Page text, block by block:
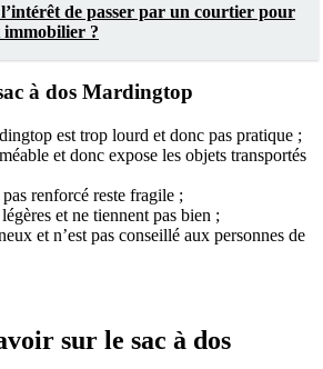
de passer par un courtier pour
?
à dos Mardingtop
est trop lourd et donc pas pratique ;
et donc expose les objets transportés
renforcé reste fragile ;
et ne tiennent pas bien ;
et n’est pas conseillé aux personnes de
sur le sac à dos